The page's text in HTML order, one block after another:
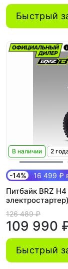
Быстрый
В наличии 2
-14% 16 499 ₽
Питбайк BRZ
электростартер)
126 489 ₽
109 990
Быстрый